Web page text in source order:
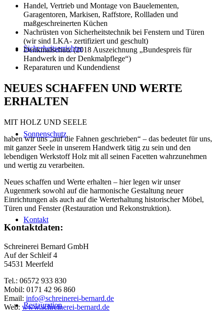
Sicherheitserrichter
Sonnenschutz
Kontakt
Restauration
Handel, Vertrieb und Montage von Bauelementen,
Garagentoren, Markisen, Raffstore, Rollladen und
maßgeschreinerten Küchen
Nachrüsten von Sicherheitstechnik bei Fenstern und Türen
(wir sind LKA- zertifiziert und geschult)
Denkmalschutz (2018 Auszeichnung „Bundespreis für
Handwerk in der Denkmalpflege“)
Reparaturen und Kundendienst
NEUES SCHAFFEN UND WERTE
ERHALTEN
MIT HOLZ UND SEELE
haben wir uns „auf die Fahnen geschrieben“ – das bedeutet für uns,
mit ganzer Seele in unserem Handwerk tätig zu sein und den
lebendigen Werkstoff Holz mit all seinen Facetten wahrzunehmen
und wertig zu verarbeiten.
Neues schaffen und Werte erhalten – hier legen wir unser
Augenmerk sowohl auf die harmonische Gestaltung neuer
Einrichtungen als auch auf die Werterhaltung historischer Möbel,
Türen und Fenster (Restauration und Rekonstruktion).
Kontaktdaten:
Schreinerei Bernard GmbH
Auf der Schleif 4
54531 Meerfeld
Tel.: 06572 933 830
Mobil: 0171 42 96 860
Email: info@schreinerei-bernard.de
Web: www.schreinerei-bernard.de